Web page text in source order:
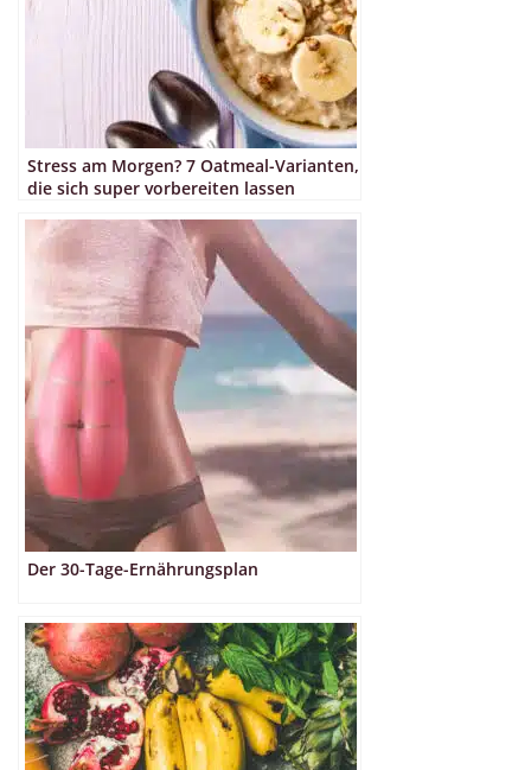
Stress am Morgen? 7 Oatmeal-Varianten,
die sich super vorbereiten lassen
Der 30-Tage-Ernährungsplan